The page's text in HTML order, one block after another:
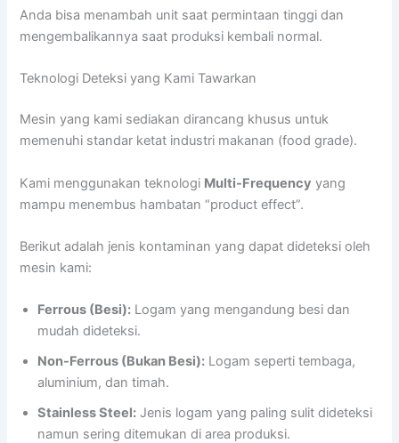
Anda bisa menambah unit saat permintaan tinggi dan
mengembalikannya saat produksi kembali normal.
Teknologi Deteksi yang Kami Tawarkan
Mesin yang kami sediakan dirancang khusus untuk
memenuhi standar ketat industri makanan (food grade).
Kami menggunakan teknologi Multi-Frequency yang
mampu menembus hambatan “product effect”.
Berikut adalah jenis kontaminan yang dapat dideteksi oleh
mesin kami:
Ferrous (Besi): Logam yang mengandung besi dan
mudah dideteksi.
Non-Ferrous (Bukan Besi): Logam seperti tembaga,
aluminium, dan timah.
Stainless Steel: Jenis logam yang paling sulit dideteksi
namun sering ditemukan di area produksi.